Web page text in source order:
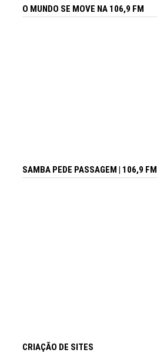
O MUNDO SE MOVE NA 106,9 FM
SAMBA PEDE PASSAGEM | 106,9 FM
CRIAÇÃO DE SITES